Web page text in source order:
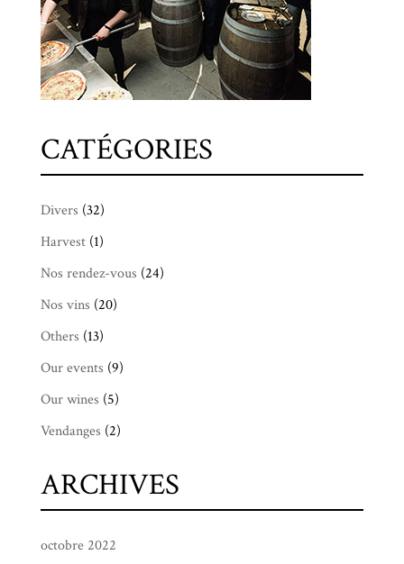
CATÉGORIES
Divers (32)
Harvest(1)
Nos rendez-vous (24)
Nos vins (20)
Others (13)
Our events (9)
Our wines (5)
Vendanges (2)
ARCHIVES
octobre 2022